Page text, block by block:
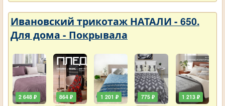
Ивановский трикотаж НАТАЛИ - 650.
Для дома - Покрывала
2 648 ₽ 864 ₽ 1 201 ₽ 775 ₽ 1 213 ₽